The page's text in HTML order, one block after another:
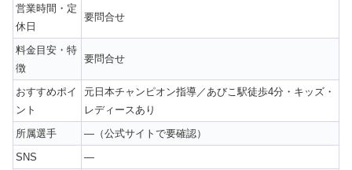
営業時間・定
休日
要問合せ
料金目安・特
徴
要問合せ
おすすめポイ
ント
元日本チャンピオン指導／あびこ駅徒歩4分・キッズ・
レディースあり
所属選手
—（公式サイトで要確認）
SNS
—